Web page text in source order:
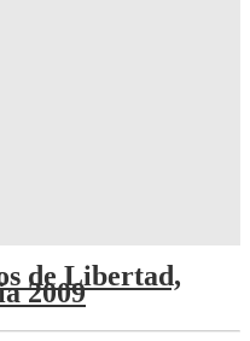
de Libertad,
2009